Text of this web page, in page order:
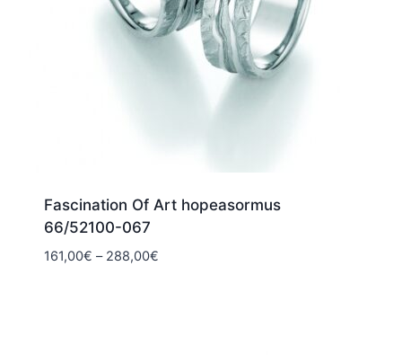
Fascination Of Art hopeasormus
66/52100-067
161,00€ – 288,00€Hintaluokka: